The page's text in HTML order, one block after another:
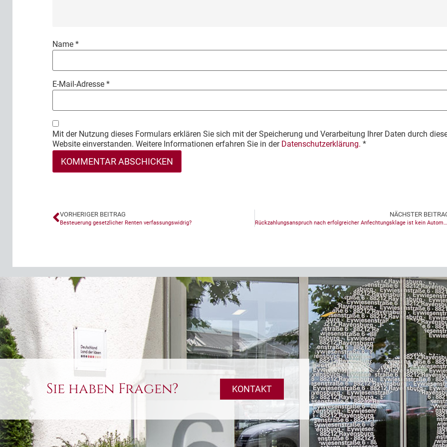
Name *
E-Mail-Adresse *
Mit der Nutzung dieses Formulars erklären Sie sich mit der Speicherung und Verarbeitung Ihrer Daten durch
Website einverstanden. Weitere Informationen erfahren Sie in der Datenschutzerklärung. *
VORHERIGER BEITRAG
Besteuerung gesetzlicher Renten verfassungswidrig?
NÄCHSTER
Rückzahlungsanspruch nach erfolgreicher Anfechtungsklage ist kein Automatismus!
Sie haben Fragen? KONTAKT